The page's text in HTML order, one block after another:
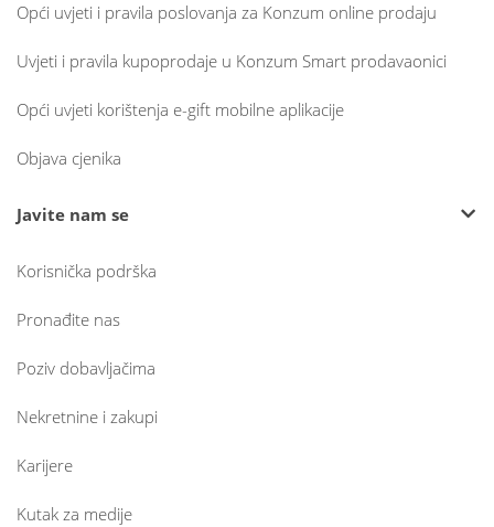
Opći uvjeti i pravila poslovanja za Konzum online prodaju
Uvjeti i pravila kupoprodaje u Konzum Smart prodavaonici
Opći uvjeti korištenja e-gift mobilne aplikacije
Objava cjenika
Javite nam se
Korisnička podrška
Pronađite nas
Poziv dobavljačima
Nekretnine i zakupi
Karijere
Kutak za medije